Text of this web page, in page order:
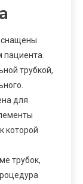
трубкой,
для
которой
трубок,